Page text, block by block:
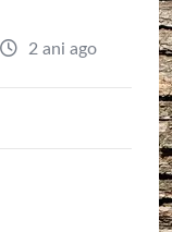
2 ani ago